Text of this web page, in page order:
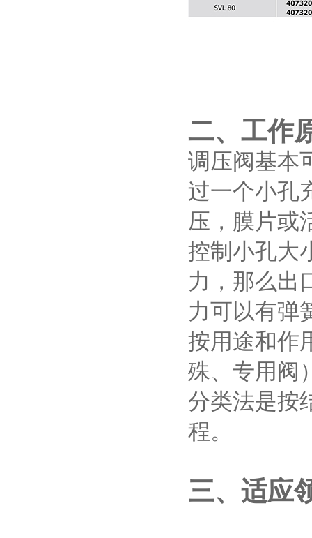
二、工作
调压阀基本
过一个小孔
压，膜片或
控制小孔大
力，那么出
力可以有弹
按用途和作
殊、专用阀
分类法是按
程。
三、适应